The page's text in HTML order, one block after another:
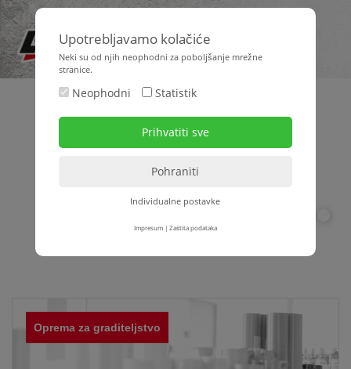
Oprema za graditeljstvo
Upotrebljavamo kolačiće
Neki su od njih neophodni za poboljšanje mrežne
stranice.
Neophodni Statistik
Individualne postavke
Impresum| Zaštita podataka